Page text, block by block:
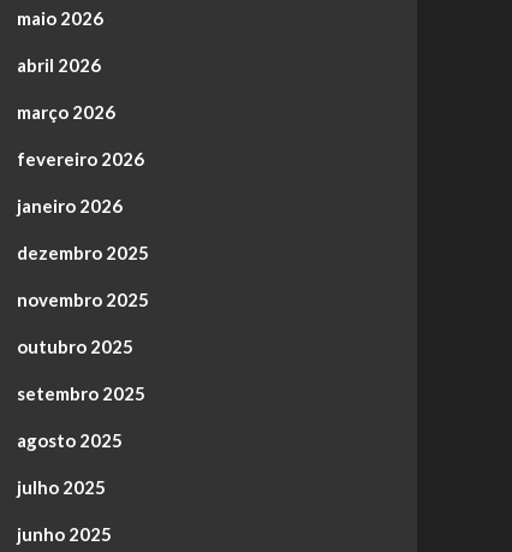
maio 2026
abril 2026
março 2026
fevereiro 2026
janeiro 2026
dezembro 2025
novembro 2025
outubro 2025
setembro 2025
agosto 2025
julho 2025
junho 2025